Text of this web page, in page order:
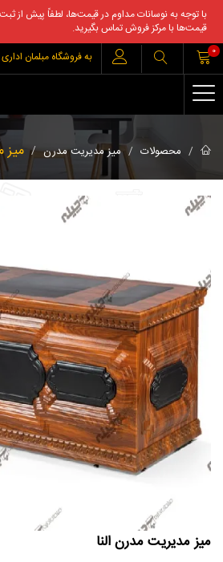
با توجه به نوسانات مداوم در قیمت‌ها، لطفاً پیش از
قیمت‌ها با مرکز فروش تماس بگیرید.
به فروشگاه مبلمان
0
محصولات میز مدیریت مدرن میز
میز مدیریت مدرن النا